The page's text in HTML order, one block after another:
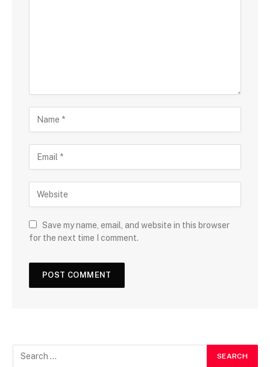
Save my name, email, and website in this browser
for the next time I comment.